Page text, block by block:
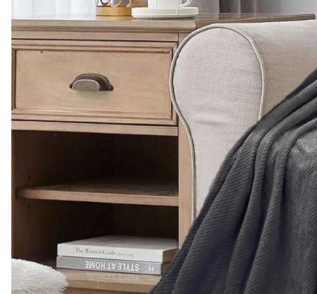
1 169 ₽
Покрывало
"Oднотонный
Жаккард"
0
Есть в наличии
Арт. 0000469